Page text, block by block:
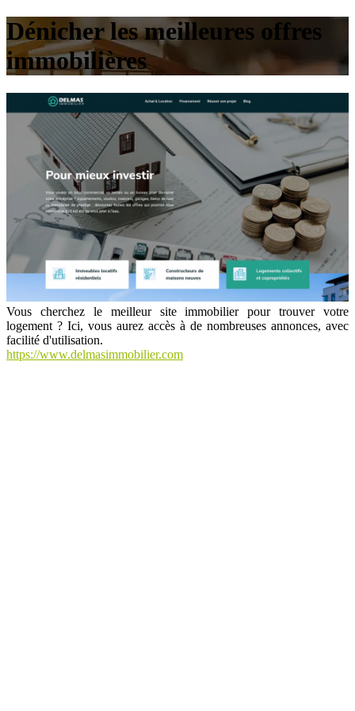
Dénicher les meilleures offres
immobilières
Vous cherchez le meilleur site immobilier pour trouver votre
logement ? Ici, vous aurez accès à de nombreuses annonces, avec
facilité d'utilisation.
https://www.delmasimmobilier.com